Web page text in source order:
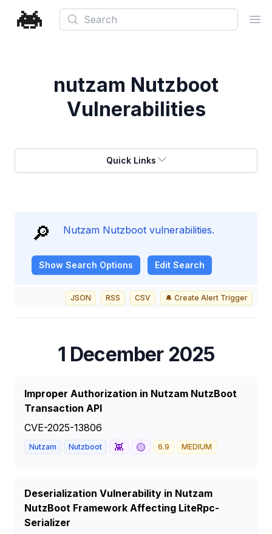
Search
nutzam Nutzboot
Vulnerabilities
Quick Links
🔎 Nutzam Nutzboot vulnerabilities.
Show Search Options Edit Search
JSON RSS CSV 🔔 Create Alert Trigger
1 December 2025
Improper Authorization in Nutzam NutzBoot
Transaction API
CVE-2025-13806
Nutzam Nutzboot 👾 🟡 6.9 MEDIUM
Deserialization Vulnerability in Nutzam
NutzBoot Framework Affecting LiteRpc-
Serializer